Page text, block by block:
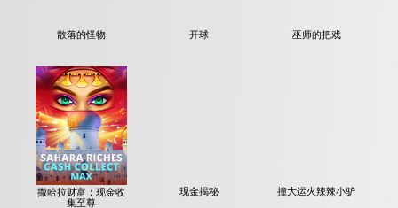
散落的怪物 开球 巫师的把戏
撒哈拉财富：现金收
集至尊
现金揭秘 撞大运火辣辣小驴